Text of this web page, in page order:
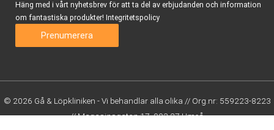
Häng med i vårt nyhetsbrev för att ta del av erbjudanden och information
om fantastiska produkter! Integritetspolicy
© 2026 Gå & Löpkliniken - Vi behandlar alla olika // Org.nr: 559223-8223
// Magasinsgatan 17, 903 27 Umeå